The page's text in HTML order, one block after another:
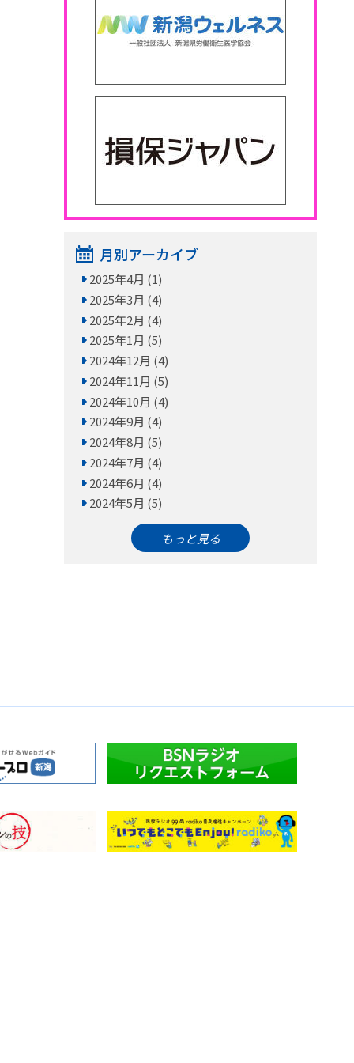
月別アーカイブ
2025年4月 (1)
2025年3月 (4)
2025年2月 (4)
2025年1月 (5)
2024年12月 (4)
2024年11月 (5)
2024年10月 (4)
2024年9月 (4)
2024年8月 (5)
2024年7月 (4)
2024年6月 (4)
2024年5月 (5)
もっと見る